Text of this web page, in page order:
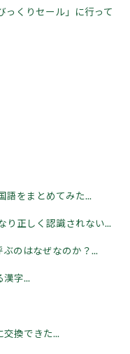
っくりセール」に行って
語をまとめてみた...
り正しく認識されない...
のはなぜなのか？...
漢字...
交換できた...